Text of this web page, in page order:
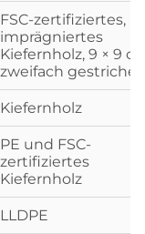
FSC-zertifiziertes,
imprägniertes
Kiefernholz, 9 × 9
zweifach
Kiefernholz
PE und FSC-
zertifiziertes
Kiefernholz
LLDPE